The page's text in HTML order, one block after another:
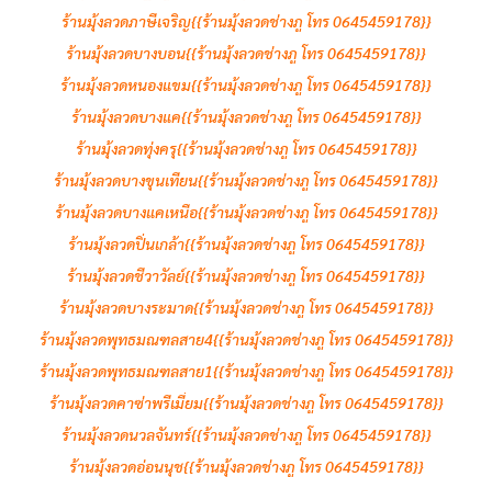
ร้านมุ้งลวดภาษีเจริญ{{ร้านมุ้งลวดช่างภู โทร 0645459178}}
ร้านมุ้งลวดบางบอน{{ร้านมุ้งลวดช่างภู โทร 0645459178}}
ร้านมุ้งลวดหนองแขม{{ร้านมุ้งลวดช่างภู โทร 0645459178}}
ร้านมุ้งลวดบางแค{{ร้านมุ้งลวดช่างภู โทร 0645459178}}
ร้านมุ้งลวดทุ่งครุ{{ร้านมุ้งลวดช่างภู โทร 0645459178}}
ร้านมุ้งลวดบางขุนเทียน{{ร้านมุ้งลวดช่างภู โทร 0645459178}}
ร้านมุ้งลวดบางแคเหนือ{{ร้านมุ้งลวดช่างภู โทร 0645459178}}
ร้านมุ้งลวดปิ่นเกล้า{{ร้านมุ้งลวดช่างภู โทร 0645459178}}
ร้านมุ้งลวดชีวาวัลย์{{ร้านมุ้งลวดช่างภู โทร 0645459178}}
ร้านมุ้งลวดบางระมาด{{ร้านมุ้งลวดช่างภู โทร 0645459178}}
ร้านมุ้งลวดพุทธมณฑลสาย4{{ร้านมุ้งลวดช่างภู โทร 0645459178}}
ร้านมุ้งลวดพุทธมณฑลสาย1{{ร้านมุ้งลวดช่างภู โทร 0645459178}}
ร้านมุ้งลวดคาซ่าพรีเมี่ยม{{ร้านมุ้งลวดช่างภู โทร 0645459178}}
ร้านมุ้งลวดนวลจันทร์{{ร้านมุ้งลวดช่างภู โทร 0645459178}}
ร้านมุ้งลวดอ่อนนุช{{ร้านมุ้งลวดช่างภู โทร 0645459178}}